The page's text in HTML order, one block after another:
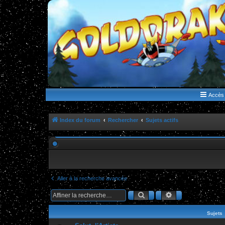
WWW.GOLDORAKGO.COM
le site de la Lune Rouge
Accès
Index du forum Rechercher Sujets actifs
Aller à la recherche avancée
RechercherRecherche
Sujets